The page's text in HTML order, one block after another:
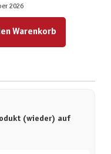
2026
die Schaltflächen um die Anzahl zu
Warenkorb
(wieder) auf